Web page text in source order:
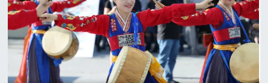
Bilim, Teknoloji